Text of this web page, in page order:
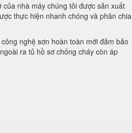
nhà máy chúng tôi được sản xuất
thực hiện nhanh chóng và phân chia
nghệ sơn hoàn toàn mới đảm bảo
ra tủ hồ sơ chống cháy còn áp